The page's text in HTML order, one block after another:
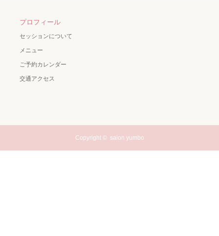
プロフィール
セッションについて
メニュー
ご予約カレンダー
交通アクセス
Copyright © salon yumbo